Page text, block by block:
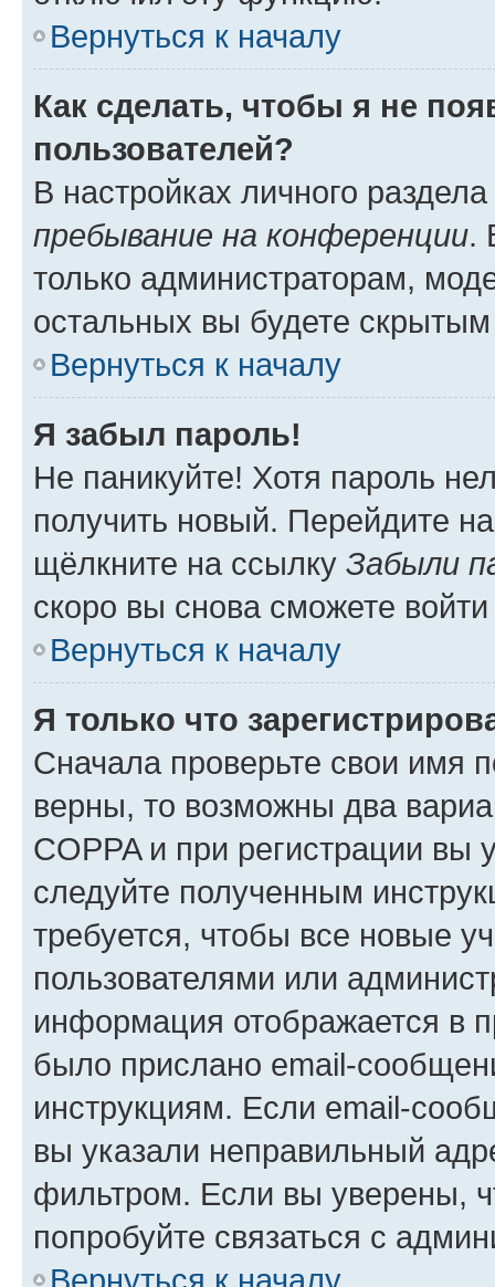
Вернуться к началу
Как сделать, чтобы я не
пользователей?
В настройках личного
пребывание на конференции.
только администраторам,
остальных вы будете
Вернуться к началу
Я забыл пароль!
Не паникуйте! Хотя пароль
получить новый. Перейдите
щёлкните на ссылку Забыли
скоро вы снова сможете
Вернуться к началу
Я только что
Сначала проверьте свои имя
верны, то возможны два
COPPA и при регистрации вы
следуйте полученным
требуется, чтобы все новые
пользователями или
информация отображается в
было прислано email-
инструкциям. Если email-
вы указали неправильный
фильтром. Если вы уверены,
попробуйте связаться с
Вернуться к началу